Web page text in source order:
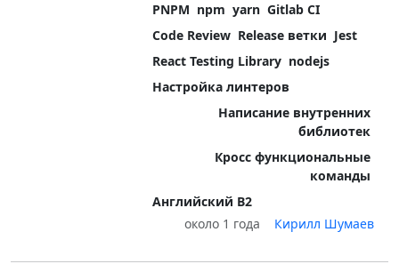
PNPM npm yarn Gitlab CI
Code Review Release ветки Jest
React Testing Library nodejs
Настройка линтеров
Написание внутренних
библиотек
Кросс функциональные
команды
Английский B2
около 1 года
Кирилл Шумаев